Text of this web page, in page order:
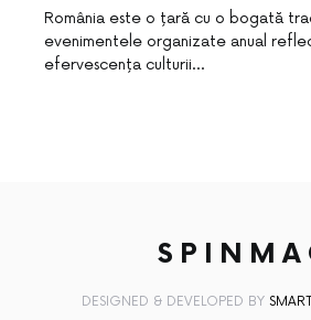
România este o țară cu o bogată
evenimentele organizate anual
efervescența culturii…
DESIGNED & DEVELOPED BY